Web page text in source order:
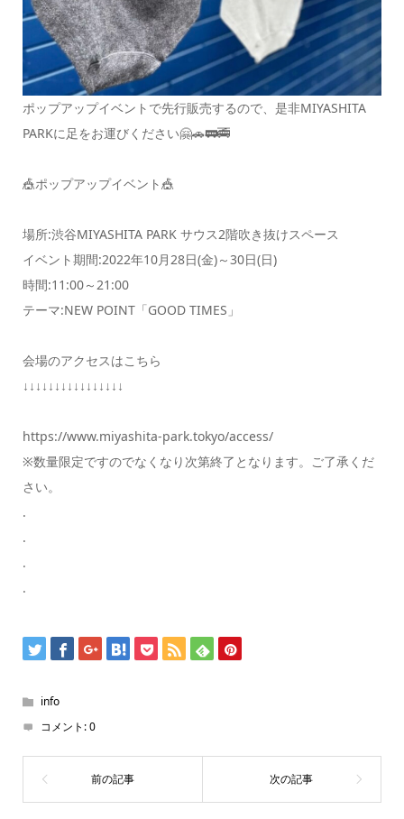
ポップアップイベントで先行販売するので、是非MIYASHITA
PARKに足をお運びください🤗🚗🚃🚎
🎪ポップアップイベント🎪
場所:渋谷MIYASHITA PARK サウス2階吹き抜けスペース
イベント期間:2022年10月28日(金)～30日(日)
時間:11:00～21:00
テーマ:NEW POINT「GOOD TIMES」
会場のアクセスはこちら
↓↓↓↓↓↓↓↓↓↓↓↓↓↓↓↓
https://www.miyashita-park.tokyo/access/
※数量限定ですのでなくなり次第終了となります。ご了承くだ
さい。
.
.
.
.
info
コメント:0